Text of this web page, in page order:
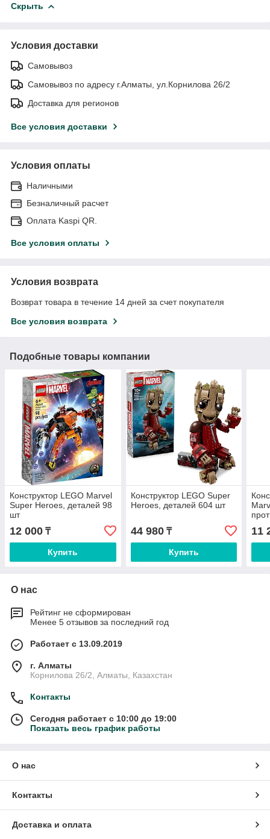
Скрыть
Условия доставки
Самовывоз
Самовывоз по адресу г.Алматы, ул.Корнилова 26/2
Доставка для регионов
Все условия доставки
Условия оплаты
Наличными
Безналичный расчет
Оплата Kaspi QR.
Все условия оплаты
Условия возврата
Возврат товара в течение 14 дней за счет покупателя
Все условия возврата
Подобные товары компании
Конструктор LEGO Marvel
Super Heroes, деталей 98
шт
12 000 ₸
Купить
Конструктор LEGO Super
Heroes, деталей 604 шт
44 980₸
Купить
11
О нас
Рейтинг не сформирован
Менее 5 отзывов за последний год
Работает с 13.09.2019
г. Алматы
Корнилова 26/2, Алматы, Казахстан
Контакты
Сегодня работает с 10:00 до 19:00
Показать весь график работы
О нас
Контакты
Доставка и оплата